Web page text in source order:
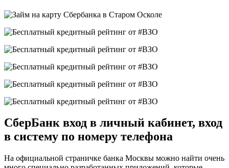
СберБанк вход в личный кабинет, вход
в систему по номеру телефона
На официальной страничке банка Москвы можно найти очень